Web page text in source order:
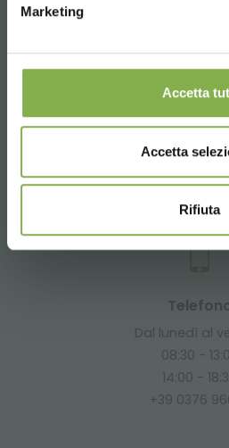
Marketing
Accetta
Accetta
Rifiuta
Email
Richiedi
Dal lunedì al
08:30 -
14:00 -
+39 0376
* Sconti non cumulabili,